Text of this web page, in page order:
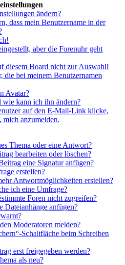
ändern?
dass mein Benutzername in der
aber die Forenuhr geht
diesem Board nicht zur Auswahl!
die bei meinem Benutzernamen
Avatar?
wie kann ich ihn ändern?
auf den E-Mail-Link klicke,
mich anzumelden.
Thema oder eine Antwort?
bearbeiten oder löschen?
eine Signatur anfügen?
erstellen?
Antwortmöglichkeiten erstellen?
ich eine Umfrage?
Foren nicht zugreifen?
Dateianhänge anfügen?
Moderatoren melden?
Schaltfläche beim Schreiben
erst freigegeben werden?
als neu?